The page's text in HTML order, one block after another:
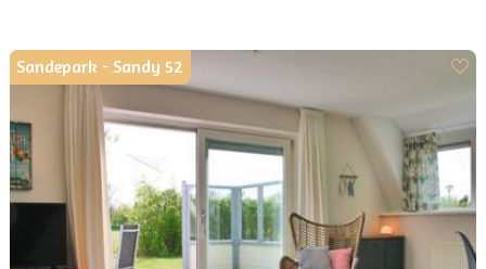
Sandepark - Sandy 52